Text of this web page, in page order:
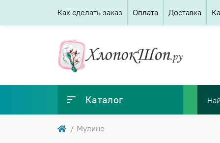
Как сделать заказ Оплата Доставка
Каталог
Мулине